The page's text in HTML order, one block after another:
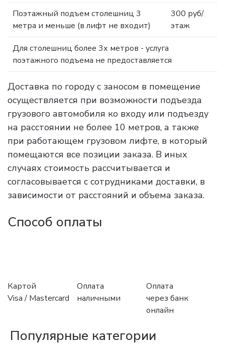
Поэтажный подъем столешниц 3
метра и меньше (в лифт не входит)
300 руб/
этаж
Для столешниц более 3х метров - услуга
поэтажного подъема не предоставляется
Доставка по городу с заносом в помещение
осуществляется при возможности подъезда
грузового автомобиля ко входу или подъезду
на расстоянии не более 10 метров, а также
при работающем грузовом лифте, в который
помещаются все позиции заказа. В иных
случаях стоимость рассчитывается и
согласовывается с сотрудниками доставки, в
зависимости от расстояний и объема заказа.
Способ оплаты
Картой
Visa / Mastercard
Оплата
наличными
Оплата
через банк
онлайн
Популярные категории